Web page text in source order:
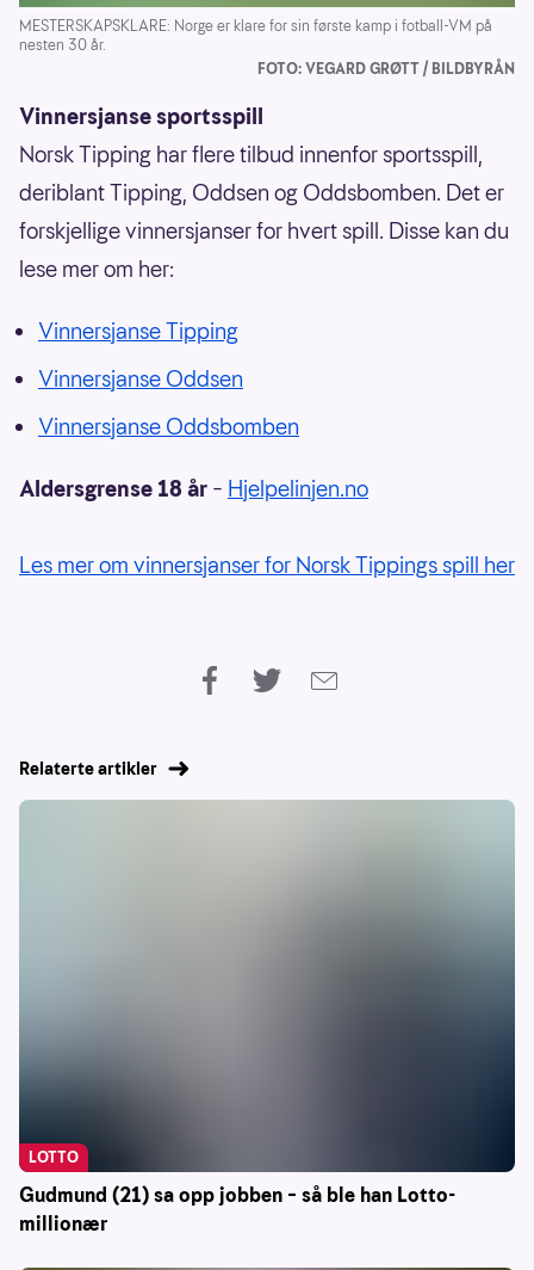
MESTERSKAPSKLARE: Norge er klare for sin første kamp i fotball-VM på
nesten 30 år.
FOTO: VEGARD GRØTT / BILDBYRÅN
Vinnersjanse sportsspill
Norsk Tipping har flere tilbud innenfor sportsspill,
deriblant Tipping, Oddsen og Oddsbomben. Det er
forskjellige vinnersjanser for hvert spill. Disse kan du
lese mer om her:
Vinnersjanse Tipping
Vinnersjanse Oddsen
Vinnersjanse Oddsbomben
Aldersgrense 18 år – Hjelpelinjen.no
Les mer om vinnersjanser for Norsk Tippings spill her
Relaterte artikler
Gudmund (21) sa opp jobben – så ble han Lotto-
millionær
LOTTO